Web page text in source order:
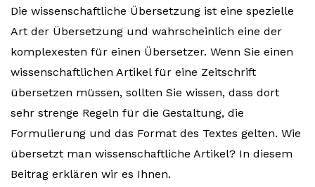
Die wissenschaftliche Übersetzung ist eine spezielle
Art der Übersetzung und wahrscheinlich eine der
komplexesten für einen Übersetzer. Wenn Sie einen
wissenschaftlichen Artikel für eine Zeitschrift
übersetzen müssen, sollten Sie wissen, dass dort
sehr strenge Regeln für die Gestaltung, die
Formulierung und das Format des Textes gelten. Wie
übersetzt man wissenschaftliche Artikel? In diesem
Beitrag erklären wir es Ihnen.